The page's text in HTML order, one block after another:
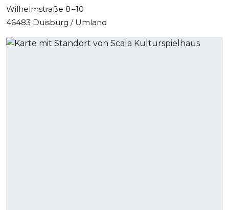
Wilhelmstraße 8 –10
46483 Duisburg / Umland